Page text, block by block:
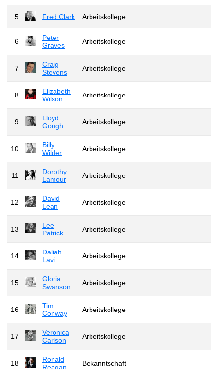
5 Fred Clark Arbeitskollege
6
Peter
Graves
Arbeitskollege
7
Craig
Stevens
Arbeitskollege
8
Elizabeth
Wilson
Arbeitskollege
9
Lloyd
Gough
Arbeitskollege
10
Billy
Wilder
Arbeitskollege
11
Dorothy
Lamour
Arbeitskollege
12
David
Lean
Arbeitskollege
13
Lee
Patrick
Arbeitskollege
14
Daliah
Lavi
Arbeitskollege
15
Gloria
Swanson
Arbeitskollege
16
Tim
Conway
Arbeitskollege
17
Veronica
Carlson
Arbeitskollege
18
Ronald
Reagan
Bekanntschaft